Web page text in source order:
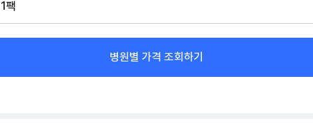
1팩
병원별 가격 조회하기